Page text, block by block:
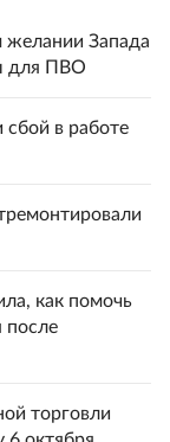
желании Запада
для ПВО
сбой в работе
как помочь
после
торговли